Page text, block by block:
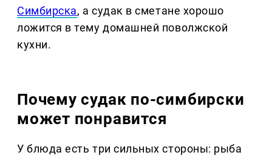
Симбирска, а судак в сметане хорошо
ложится в тему домашней поволжской
кухни.
Почему судак по-симбирски
может понравится
У блюда есть три сильных стороны: рыба